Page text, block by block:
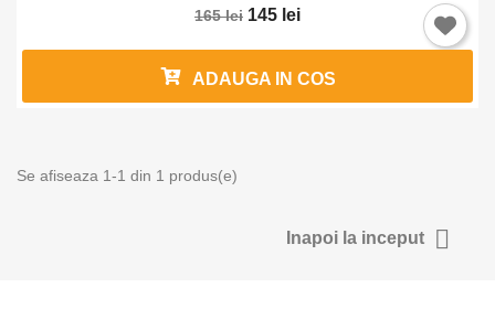
165 lei 145 lei
ADAUGA IN COS
Se afiseaza 1-1 din 1 produs(e)
Inapoi la inceput 
Trebuie sa fi logat in contul de client pentru a salva produse in
Anuleaza